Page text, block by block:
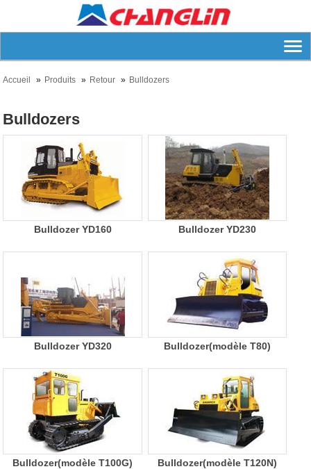
Accueil Produits Retour Bulldozers
Bulldozers
Bulldozer YD160 Bulldozer YD230
Bulldozer YD320 Bulldozer(modèle T80)
Bulldozer(modèle T100G) Bulldozer(modèle T120N)